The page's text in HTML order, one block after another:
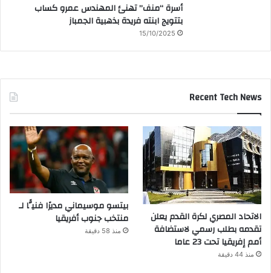
أسرة “منف” تهنئ المهندس عمرو كساب
بتتويج ابنته فريدة بذهبية الجمباز
15/10/2025
Recent Tech News
الاتحاد المصري لكرة القدم يعلن
تقدمه بطلب رسمي لاستضافة
أمم إفريقيا تحت 23 عاما
منذ 44 دقيقة
بيتسو موسيماني مديرًا فنيًّا لـ
منتخب جنوب أفريقيا
منذ 58 دقيقة